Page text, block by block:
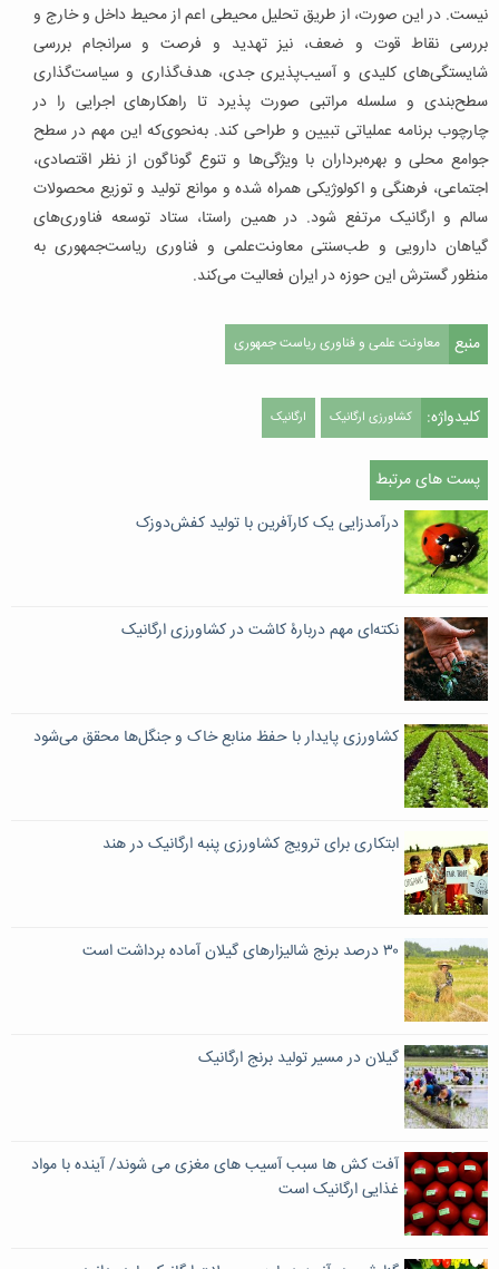
نیست. در این صورت، از طریق تحلیل محیطی اعم از محیط داخل و خارج و
بررسی نقاط قوت و ضعف، نیز تهدید و فرصت و سرانجام بررسی
شایستگی‌های کلیدی و آسیب‌پذیری جدی، هدف‌گذاری و سیاست‌گذاری
سطح‌بندی و سلسله مراتبی صورت پذیرد تا راهکارهای اجرایی را در
چارچوب برنامه عملیاتی تبیین و طراحی کند. به‌نحوی‌که این مهم در سطح
جوامع محلی و بهره‌برداران با ویژگی‌ها و تنوع گوناگون از نظر اقتصادی،
اجتماعی، فرهنگی و اکولوژیکی همراه شده و موانع تولید و توزیع محصولات
سالم و ارگانیک مرتفع شود. در همین راستا، ستاد توسعه فناوری‌های
گیاهان دارویی و طب‌سنتی معاونت‌علمی و فناوری ریاست‌جمهوری به
منظور گسترش این حوزه در ایران فعالیت می‌کند.
منبع معاونت علمی و فناوری ریاست جمهوری
کلیدواژه: کشاورزی ارگانیک ارگانیک
پست های مرتبط
درآمدزایی یک کارآفرین با تولید کفش‌دوزک
نکته‌ای مهم دربارۀ کاشت در کشاورزی ارگانیک
کشاورزی پایدار با حفظ منابع خاک و جنگل‌ها محقق می‌شود
ابتکاری برای ترویج کشاورزی پنبه ارگانیک در هند
۳۰ درصد برنج شالیزارهای گیلان آماده برداشت است
گیلان در مسیر تولید برنج ارگانیک
آفت کش ها سبب آسیب های مغزی می شوند/ آینده با مواد
غذایی ارگانیک است